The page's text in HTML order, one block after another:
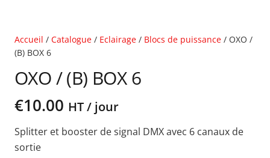
Accueil / Catalogue / Eclairage / Blocs de puissance / OXO /
(B) BOX 6
OXO / (B) BOX 6
€10.00 HT / jour
Splitter et booster de signal DMX avec 6 canaux de
sortie